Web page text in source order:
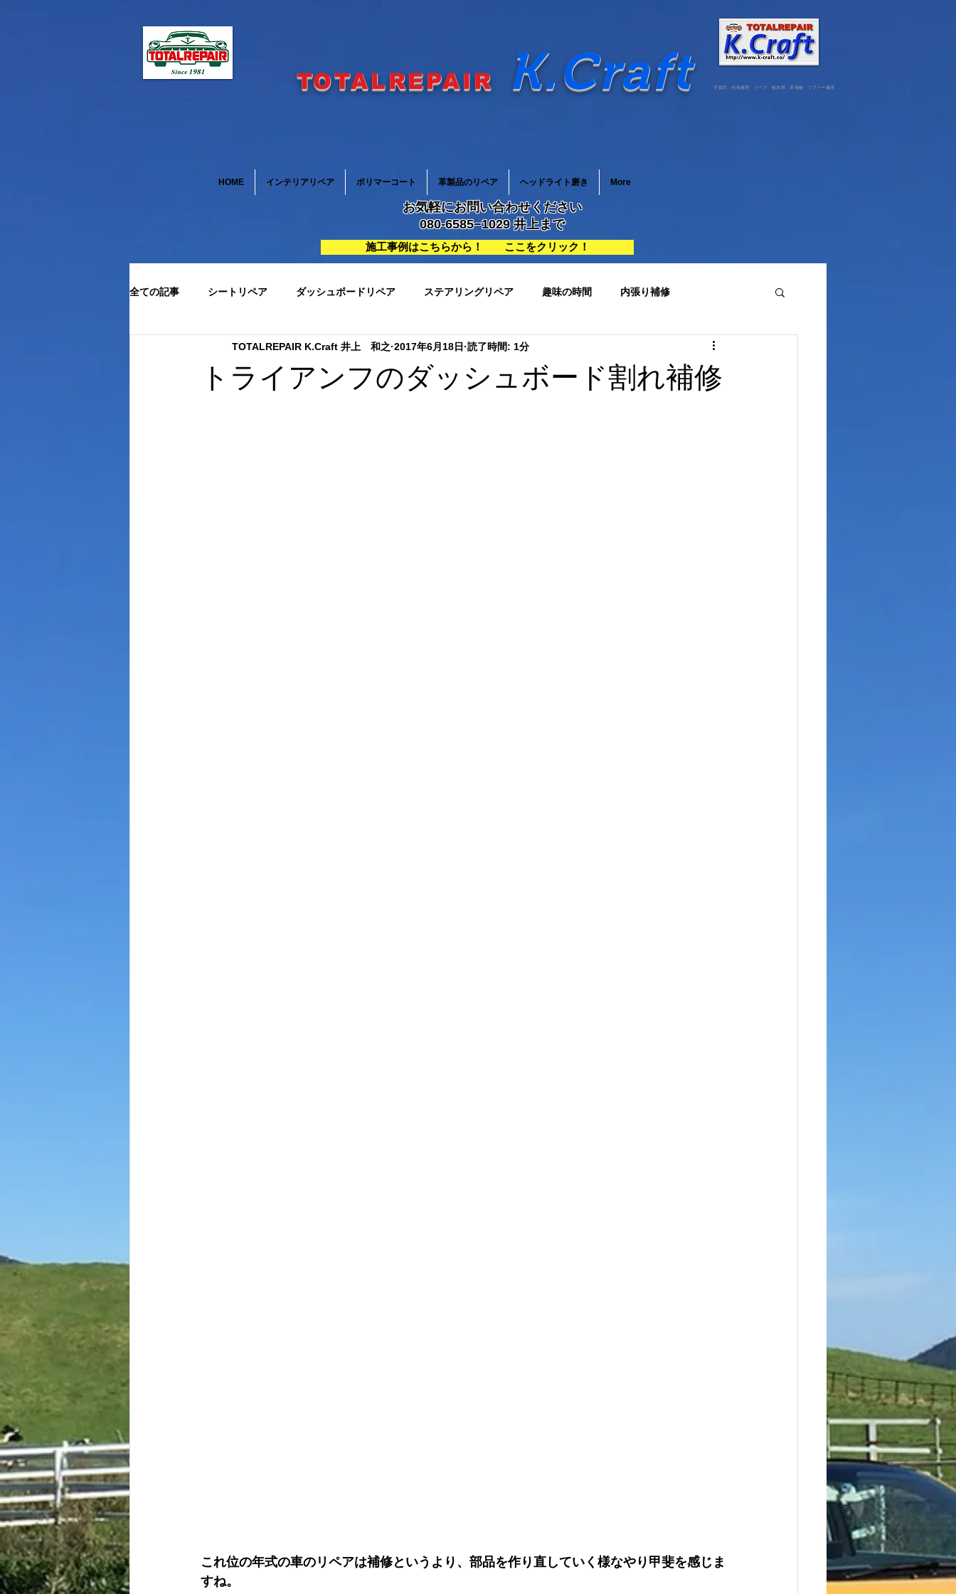
TOTALREPAIR K.Craft 宇都宮 内装修理 リペア 栃木県 革補修 ソファー修理
HOME インテリアリペア ポリマーコート 革製品のリペア ヘッドライト磨き More
お気軽にお問い合わせください
080-6585−1029 井上まで
施工事例はこちらから！ ここをクリック！
全ての記事 シートリペア ダッシュボードリペア ステアリングリペア 趣味の時間 内張り補修
内装クリーニング ボディーコーテイング ステアリングリペア シートリペア
トライアンフのダッシュボード割れ補修
TOTALREPAIR K.Craft 井上 和之 2017年6月18日 読了時間: 1分
これ位の年式の車のリペアは補修というより、部品を作り直していく様なやり甲斐を感じま
すね。